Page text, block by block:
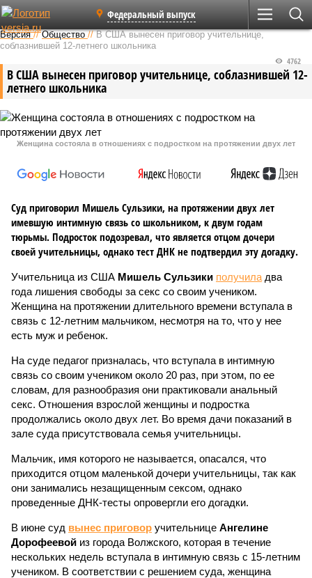
Федеральный выпуск
Версия //Общество //В США вынесен приговор учительнице,
соблазнившей 12-летнего школьника
В США вынесен приговор учительнице, соблазнившей 12-
летнего школьника
4762
Женщина состояла в отношениях с подростком на протяжении двух лет
Суд приговорил Мишель Сульзики, на протяжении двух лет
имевшую интимную связь со школьником, к двум годам
тюрьмы. Подросток подозревал, что является отцом дочери
своей учительницы, однако тест ДНК не подтвердил эту догадку.
Учительница из США Мишель Сульзики получила два
года лишения свободы за секс со своим учеником.
Женщина на протяжении длительного времени вступала в
связь с 12-летним мальчиком, несмотря на то, что у нее
есть муж и ребенок.
На суде педагог призналась, что вступала в интимную
связь со своим учеником около 20 раз, при этом, по ее
словам, для разнообразия они практиковали анальный
секс. Отношения взрослой женщины и подростка
продолжались около двух лет. Во время дачи показаний в
зале суда присутствовала семья учительницы.
Мальчик, имя которого не называется, опасался, что
приходится отцом маленькой дочери учительницы, так как
они занимались незащищенным сексом, однако
проведенные ДНК-тесты опровергли его догадки.
В июне суд вынес приговор учительнице Ангелине
Дорофеевой из города Волжского, которая в течение
нескольких недель вступала в интимную связь с 15-летним
учеником. В соответствии с решением суда, женщина